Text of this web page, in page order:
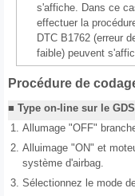
s'affiche. Dans ce
effectuer la
DTC B1762 (erreur
faible) peuvent
Procédure de
■ Type on-line sur le GDS
1. Allumage "OFF"
2. Alluimage "ON" et
système d'airbag.
3. Sélectionnez le mode